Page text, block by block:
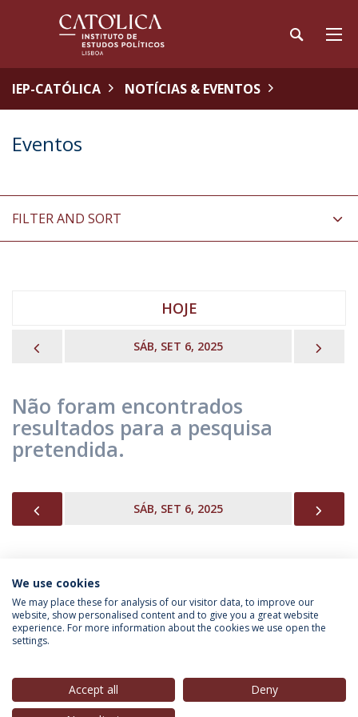
IEP-CATÓLICA NOTÍCIAS & EVENTOS
Eventos
FILTER AND SORT
HOJE
SÁB, SET 6, 2025
Não foram encontrados
resultados para a pesquisa
pretendida.
SÁB, SET 6, 2025
INFORMAÇÃO PARA
We use cookies
We may place these for analysis of our visitor data, to improve our
website, show personalised content and to give you a great website
experience. For more information about the cookies we use open the
settings.
Accept all
Deny